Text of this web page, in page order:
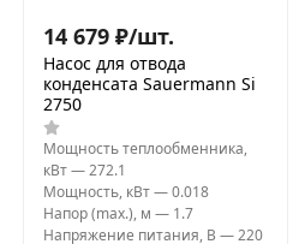
14 679 ₽/шт.
Насос для отвода
конденсата Sauermann Si
2750
Мощность теплообменника,
кВт—272.1
Мощность, кВт—0.018
Напор (max.), м — 1.7
Напряжение питания, В —220